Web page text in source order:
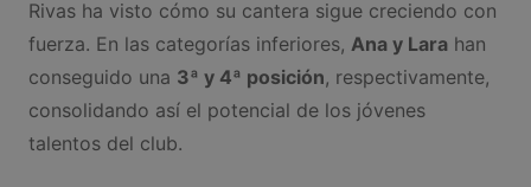
Rivas ha visto cómo su cantera sigue creciendo con
fuerza. En las categorías inferiores, Ana y Larahan
conseguido una 3ª y 4ª posición, respectivamente,
consolidando así el potencial de los jóvenes
talentos del club.